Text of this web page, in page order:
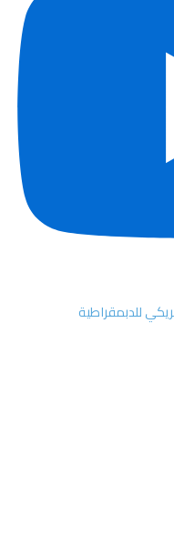
للدبمقراطية